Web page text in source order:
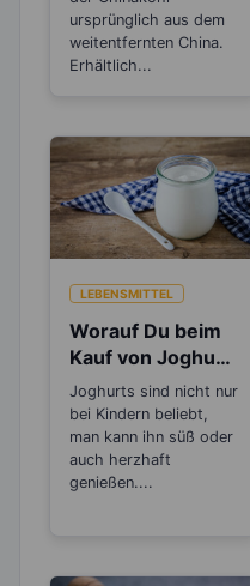
ursprünglich aus dem
weitentfernten China.
Erhältlich...
LEBENSMITTEL
Worauf Du beim
Kauf von Joghurt
achten solltest
Joghurts sind nicht nur
bei Kindern beliebt,
man kann ihn süß oder
auch herzhaft
genießen....